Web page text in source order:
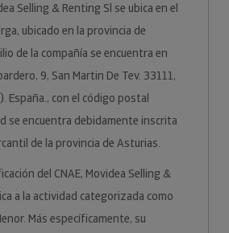
Selling & Renting Sl se ubica en el
ubicado en la provincia de
de la compañía se encuentra en
9, San Martin De Tev. 33111,
España., con el código postal
se encuentra debidamente inscrita
de la provincia de Asturias.
del CNAE, Movidea Selling &
a la actividad categorizada como
Más específicamente, su